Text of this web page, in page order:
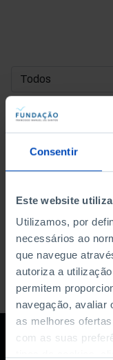
Consentir
Este website
Utilizamos, por
necessários ao
que navegue
autoriza a
permitem
navegação, avaliar
as melhores
com as suas
DATA DE INÍCIO
DATA DE FIM